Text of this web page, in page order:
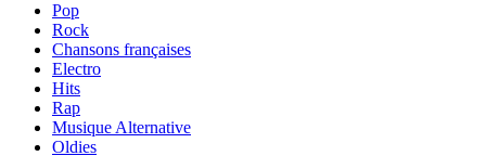
Pop
Rock
Chansons françaises
Electro
Hits
Rap
Musique Alternative
Oldies